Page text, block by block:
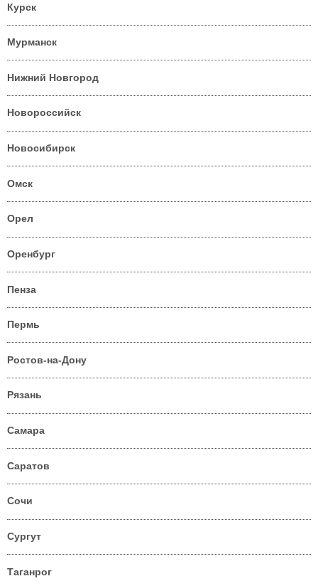
Курск
Мурманск
Нижний Новгород
Новороссийск
Новосибирск
Омск
Орел
Оренбург
Пенза
Пермь
Ростов-на-Дону
Рязань
Самара
Саратов
Сочи
Сургут
Таганрог